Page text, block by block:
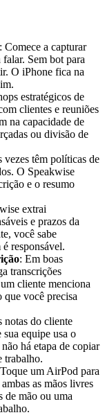
: Comece a capturar
Sem bot para
O iPhone fica na
estratégicos de
clientes e reuniões
na capacidade de
ou divisão de
vezes têm políticas de
O Speakwise
e o resumo
extrai
e prazos da
você sabe
responsável.
: Em boas
transcrições
cliente menciona
você precisa
notas do cliente
equipe usa o
há etapa de copiar
trabalho.
um AirPod para
as mãos livres
de mão ou uma